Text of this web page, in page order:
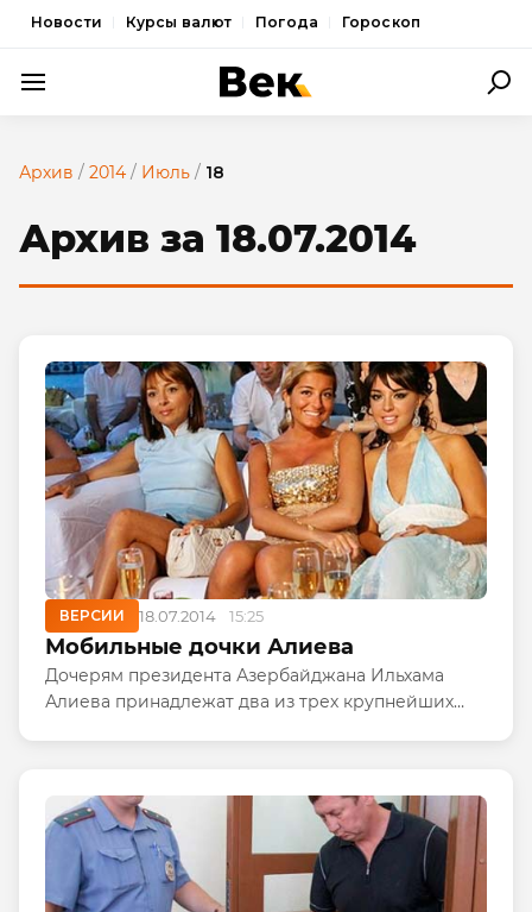
Новости Курсы валют Погода Гороскоп
ОБЩЕСТВО
СПОРТ
НОВОСТИ
Архив / 2014 / Июль / 18
Архив за 18.07.2014
ВЕРСИИ 18.07.2014 15:25
Мобильные дочки Алиева
Дочерям президента Азербайджана Ильхама
Алиева принадлежат два из трех крупнейших